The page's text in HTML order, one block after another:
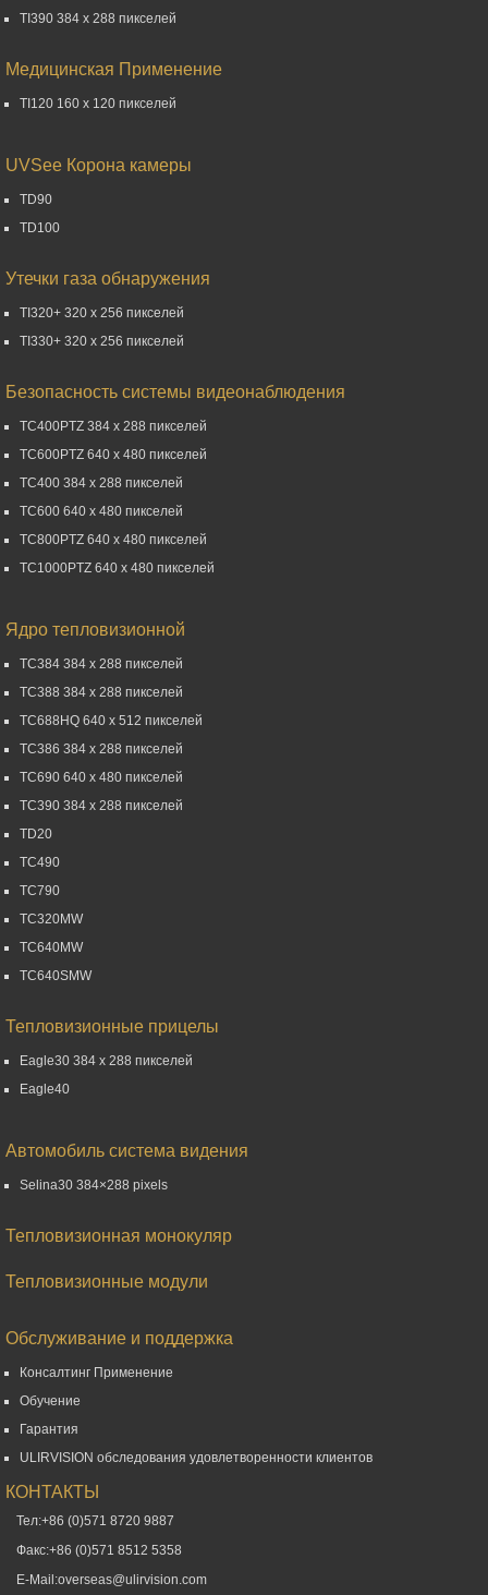
TI390 384 x 288 пикселей
Медицинская Применение
TI120 160 x 120 пикселей
UVSee Корона камеры
TD90
TD100
Утечки газа обнаружения
TI320+ 320 x 256 пикселей
TI330+ 320 x 256 пикселей
Безопасность системы видеонаблюдения
TC400PTZ 384 x 288 пикселей
TC600PTZ 640 x 480 пикселей
TC400 384 x 288 пикселей
TC600 640 x 480 пикселей
TC800PTZ 640 x 480 пикселей
TC1000PTZ 640 x 480 пикселей
Ядро тепловизионной
TC384 384 x 288 пикселей
TC388 384 x 288 пикселей
TC688HQ 640 x 512 пикселей
TC386 384 x 288 пикселей
TC690 640 x 480 пикселей
TC390 384 x 288 пикселей
TD20
TC490
TC790
TC320MW
TC640MW
TC640SMW
Тепловизионные прицелы
Eagle30 384 x 288 пикселей
Eagle40
Автомобиль система видения
Selina30 384×288 pixels
Тепловизионная монокуляр
Тепловизионные модули
Обслуживание и поддержка
Консалтинг Применение
Обучение
Гарантия
ULIRVISION обследования удовлетворенности клиентов
КОНТАКТЫ
Тел:+86 (0)571 8720 9887
Факс:+86 (0)571 8512 5358
E-Mail:overseas@ulirvision.com